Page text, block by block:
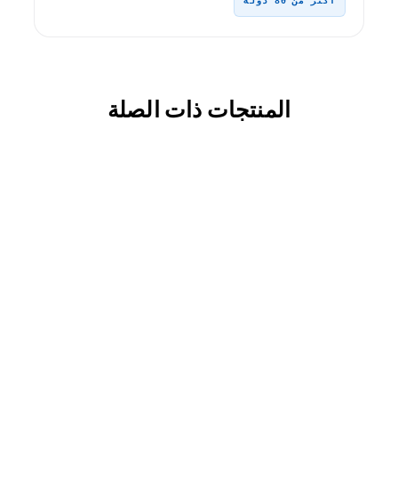
المنتجات ذات الصلة